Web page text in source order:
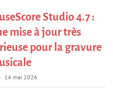
Studio 4.7 :
mise à jour très
pour la gravure
14 mai 2026